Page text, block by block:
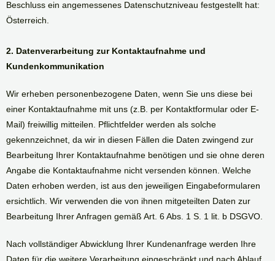
Beschluss ein angemessenes Datenschutzniveau festgestellt hat:
Österreich.
2. Datenverarbeitung zur Kontaktaufnahme und
Kundenkommunikation
Wir erheben personenbezogene Daten, wenn Sie uns diese bei
einer Kontaktaufnahme mit uns (z.B. per Kontaktformular oder E-
Mail) freiwillig mitteilen. Pflichtfelder werden als solche
gekennzeichnet, da wir in diesen Fällen die Daten zwingend zur
Bearbeitung Ihrer Kontaktaufnahme benötigen und sie ohne deren
Angabe die Kontaktaufnahme nicht versenden können. Welche
Daten erhoben werden, ist aus den jeweiligen Eingabeformularen
ersichtlich. Wir verwenden die von ihnen mitgeteilten Daten zur
Bearbeitung Ihrer Anfragen gemäß Art. 6 Abs. 1 S. 1 lit. b DSGVO.
Nach vollständiger Abwicklung Ihrer Kundenanfrage werden Ihre